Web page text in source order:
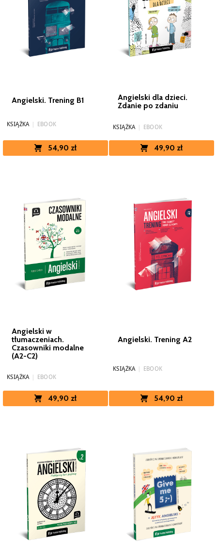
Angielski. Trening B1
KSIĄŻKA EBOOK
54,90 zł
Angielski dla dzieci.
Zdanie po zdaniu
KSIĄŻKA | EBOOK
49,90 zł
Angielski w
tłumaczeniach.
Czasowniki modalne
(A2-C2)
KSIĄŻKA EBOOK
49,90 zł
Angielski. Trening A2
KSIĄŻKA EBOOK
54,90 zł